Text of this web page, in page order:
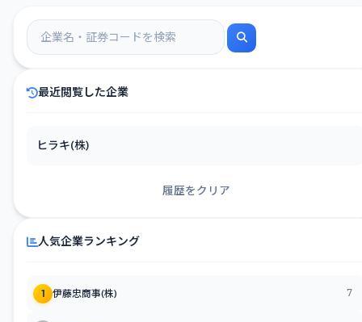
最近閲覧した企業
ヒラキ(株)
履歴をクリア
人気企業ランキング
1 伊藤忠商事(株) 7